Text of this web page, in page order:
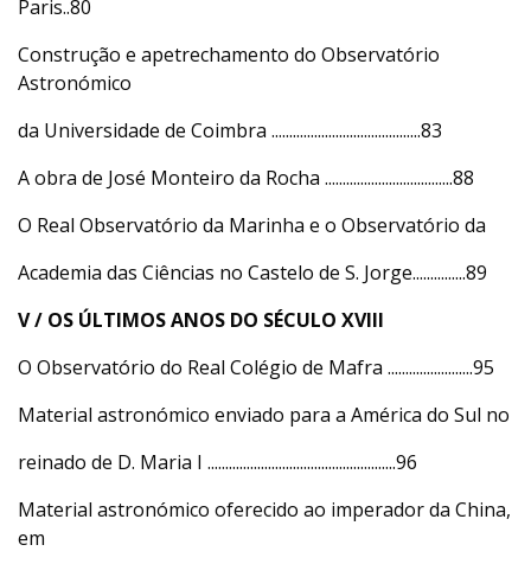
Paris..80
Construção e apetrechamento do Observatório
Astronómico
da Universidade de Coimbra ..........................................83
A obra de José Monteiro da Rocha ....................................88
O Real Observatório da Marinha e o Observatório da
Academia das Ciências no Castelo de S. Jorge...............89
V / OS ÚLTIMOS ANOS DO SÉCULO XVIII
O Observatório do Real Colégio de Mafra ........................95
Material astronómico enviado para a América do Sul no
reinado de D. Maria I .....................................................96
Material astronómico oferecido ao imperador da China,
em